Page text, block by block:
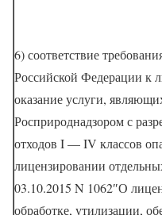
6) соответствие
Российской Федерации к
оказание услуги,
Росприроднадзором с
отходов I — IV классов
лицензировании
03.10.2015 N 1062″О
обработке, утилизации,